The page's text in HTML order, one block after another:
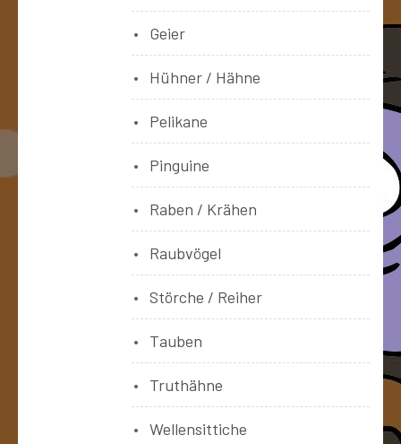
Geier
Hühner / Hähne
Pelikane
Pinguine
Raben / Krähen
Raubvögel
Störche / Reiher
Tauben
Truthähne
Wellensittiche